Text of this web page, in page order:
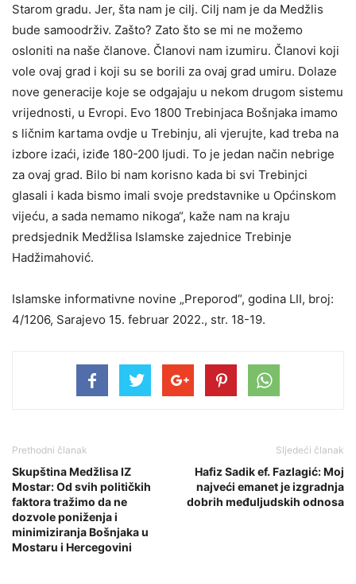
Starom gradu. Jer, šta nam je cilj. Cilj nam je da Medžlis
bude samoodrživ. Zašto? Zato što se mi ne možemo
osloniti na naše članove. Članovi nam izumiru. Članovi koji
vole ovaj grad i koji su se borili za ovaj grad umiru. Dolaze
nove generacije koje se odgajaju u nekom drugom sistemu
vrijednosti, u Evropi. Evo 1800 Trebinjaca Bošnjaka imamo
s ličnim kartama ovdje u Trebinju, ali vjerujte, kad treba na
izbore izaći, iziđe 180-200 ljudi. To je jedan način nebrige
za ovaj grad. Bilo bi nam korisno kada bi svi Trebinjci
glasali i kada bismo imali svoje predstavnike u Općinskom
vijeću, a sada nemamo nikoga“, kaže nam na kraju
predsjednik Medžlisa Islamske zajednice Trebinje
Hadžimahović.
Islamske informativne novine „Preporod“, godina LII, broj:
4/1206, Sarajevo 15. februar 2022., str. 18-19.
Prethodni članak
Skupština Medžlisa IZ
Mostar: Od svih političkih
faktora tražimo da ne
dozvole poniženja i
minimiziranja Bošnjaka u
Mostaru i Hercegovini
Sljedeći članak
Hafiz Sadik ef. Fazlagić: Moj
najveći emanet je izgradnja
dobrih međuljudskih odnosa